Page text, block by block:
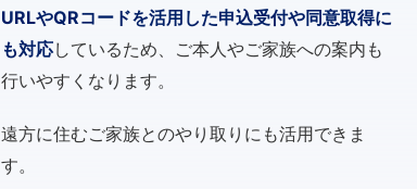
URLやQRコードを活用した申込受付や同意取得に
も対応しているため、ご本人やご家族への案内も
行いやすくなります。
遠方に住むご家族とのやり取りにも活用できま
す。